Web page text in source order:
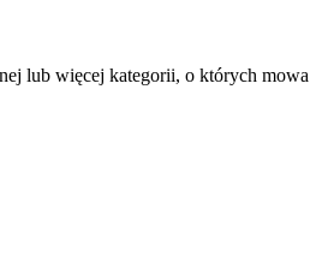
lub więcej kategorii, o których